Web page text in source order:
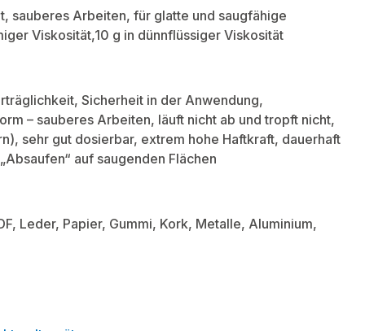
sauberes Arbeiten, für glatte und saugfähige
Viskosität,10 g in dünnflüssiger Viskosität
Sicherheit in der Anwendung,
– sauberes Arbeiten, läuft nicht ab und tropft nicht,
sehr gut dosierbar, extrem hohe Haftkraft, dauerhaft
auf saugenden Flächen
Leder, Papier, Gummi, Kork, Metalle, Aluminium,